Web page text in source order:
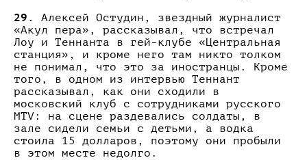
29.
Алексей Остудин, звездный журналист
«Акул пера», рассказывал, что встречал
Лоу и Теннанта в гей-клубе «Центральная
станция», и кроме него там никто толком
не понимал, что это за иностранцы. Кроме
того, в одном из интервью Теннант
рассказывал, как они сходили в
московский клуб с сотрудниками русского
MTV: на сцене раздевались солдаты, в
зале сидели семьи с детьми, а водка
стоила 15 долларов, поэтому они пробыли
в этом месте недолго.